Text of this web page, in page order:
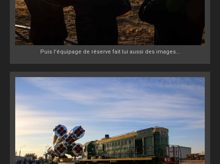
Puis l'équipage de réserve fait lui aussi des images...